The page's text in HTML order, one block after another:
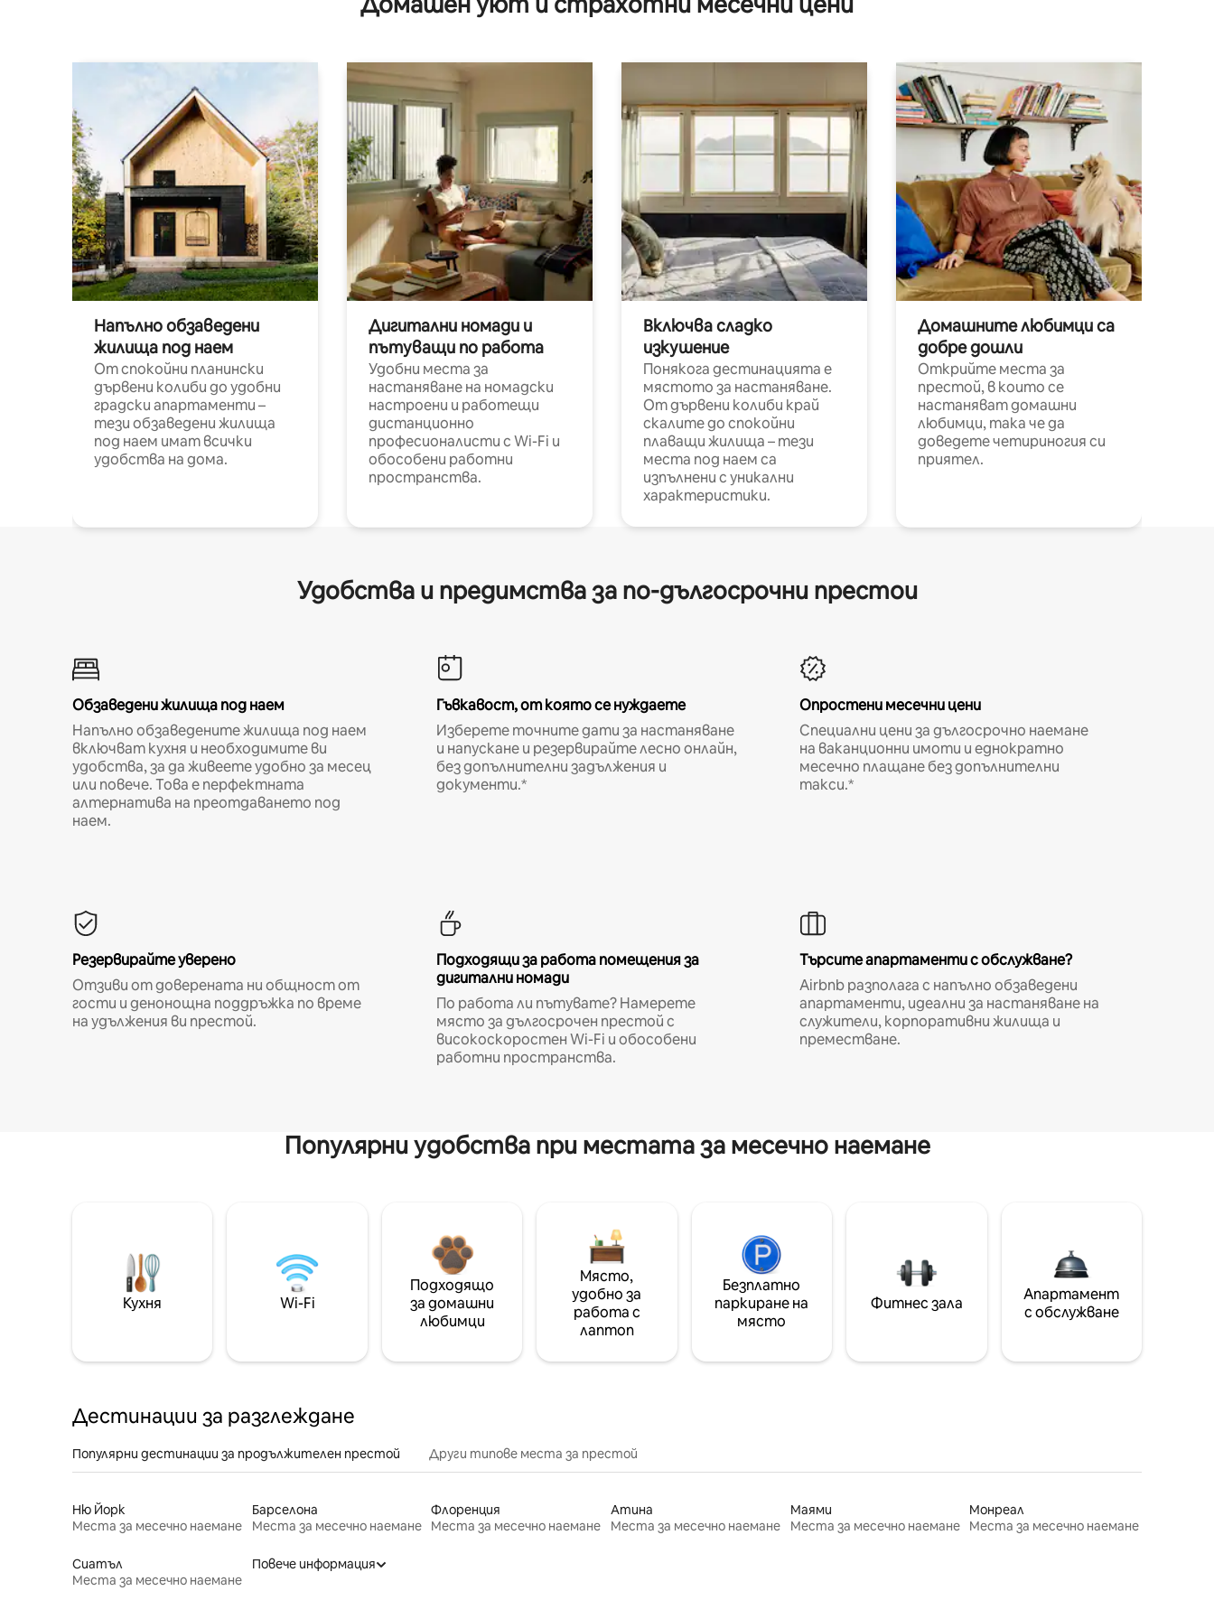
Напълно обзаведени
жилища под наем
От спокойни планински
дървени колиби до удобни
градски апартаменти –
тези обзаведени жилища
под наем имат всички
удобства на дома.
Дигитални номади и
пътуващи по работа
Удобни места за
настаняване на номадски
настроени и работещи
дистанционно
професионалисти с Wi-Fi и
обособени работни
пространства.
Включва сладко
изкушение
Понякога дестинацията е
мястото за настаняване.
От дървени колиби край
скалите до спокойни
плаващи жилища – тези
места под наем са
изпълнени с уникални
характеристики.
Домашните любимци са
добре дошли
Открийте места за
престой, в които се
настаняват домашни
любимци, така че да
доведете четириногия си
приятел.
Удобства и предимства за по-дългосрочни престои
Обзаведени жилища под наем
Напълно обзаведените жилища под наем
включват кухня и необходимите ви
удобства, за да живеете удобно за месец
или повече. Това е перфектната
алтернатива на преотдаването под
наем.
Гъвкавост, от която се нуждаете
Изберете точните дати за настаняване
и напускане и резервирайте лесно онлайн,
без допълнителни задължения и
документи.*
Опростени месечни цени
Специални цени за дългосрочно наемане
на ваканционни имоти и еднократно
месечно плащане без допълнителни
такси.*
Резервирайте уверено
Отзиви от доверената ни общност от
гости и денонощна поддръжка по време
на удължения ви престой.
Подходящи за работа помещения за
дигитални номади
По работа ли пътувате? Намерете
място за дългосрочен престой с
високоскоростен Wi-Fi и обособени
работни пространства.
Търсите апартаменти с обслужване?
Airbnb разполага с напълно обзаведени
апартаменти, идеални за настаняване на
служители, корпоративни жилища и
преместване.
Популярни удобства при местата за месечно наемане
Кухня Wi-Fi
Подходящо
за домашни
любимци
Място,
удобно за
работа с
лаптоп
Безплатно
паркиране на
място
Фитнес зала
Апартамент
с обслужване
Дестинации за разглеждане
Популярни дестинации за продължителен престой Други типове места за престой
Ню Йорк
Места за месечно наемане
Барселона
Места за месечно наемане
Флоренция
Места за месечно наемане
Атина
Места за месечно наемане
Маями
Места за месечно наемане
Монреал
Места за месечно наемане
Сиатъл
Места за месечно наемане
Повече информация